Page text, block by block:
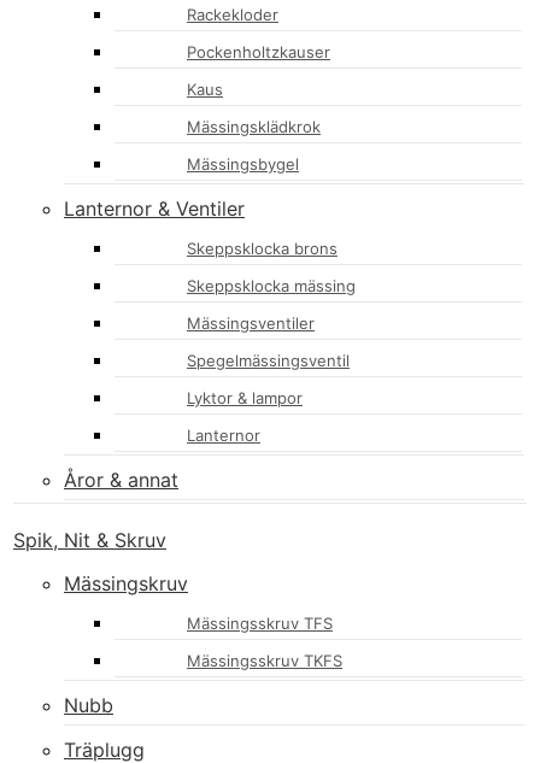
Rackekloder
Pockenholtzkauser
Kaus
Mässingsklädkrok
Mässingsbygel
Lanternor & Ventiler
Skeppsklocka brons
Skeppsklocka mässing
Mässingsventiler
Spegelmässingsventil
Lyktor & lampor
Lanternor
Åror & annat
Spik, Nit & Skruv
Mässingskruv
Mässingsskruv TFS
Mässingsskruv TKFS
Nubb
Träplugg